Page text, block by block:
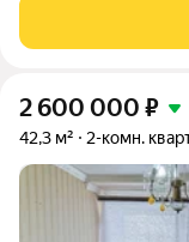
выполнен
линолеумом, на
2 600 000 ₽
42,3 м² 2-комн.